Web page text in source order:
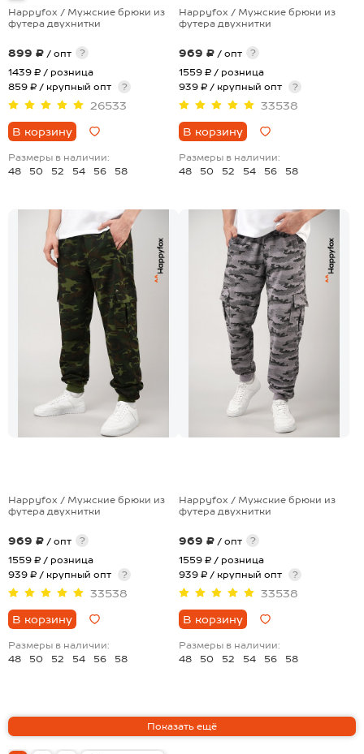
Happyfox / Мужские брюки из
футера двухнитки
899 ₽ / опт
?
1439 ₽ / розница
859 ₽ / крупный опт
?
26533
В корзину
Размеры в наличии:
48
50 52 54 56 58
Happyfox / Мужские брюки из
футера двухнитки
969 ₽ / опт
?
1559 ₽ / розница
939 ₽ / крупный опт
?
33538
В корзину
Размеры в наличии:
48
50 52 54 56 58
Happyfox / Мужские брюки из
футера двухнитки
969 ₽ / опт
?
1559 ₽ / розница
939 ₽ / крупный опт
?
33538
В корзину
Размеры в наличии:
48
50 52 54 56 58
Happyfox / Мужские брюки из
футера двухнитки
969 ₽ / опт
?
1559 ₽ / розница
939 ₽ / крупный опт
?
33538
В корзину
Размеры в наличии:
48
50 52 54 56 58